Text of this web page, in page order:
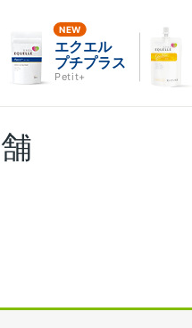
エクエル
プチプラス
Petit+